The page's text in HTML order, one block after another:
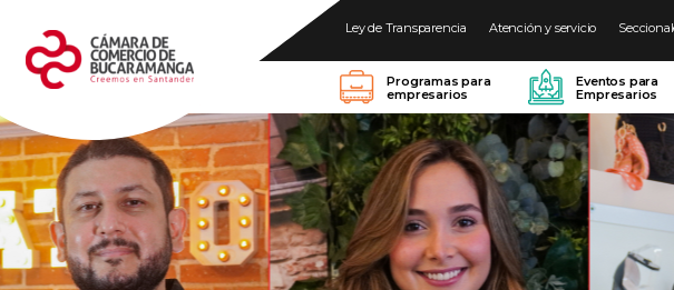
Ley de Transparencia Atención y servicio
Programas para
empresarios
Eventos para
Empresarios